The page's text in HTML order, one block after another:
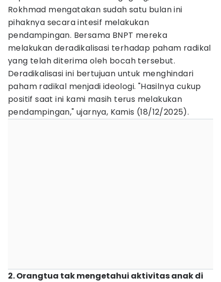
Rokhmad mengatakan sudah satu bulan ini
pihaknya secara intesif melakukan
pendampingan. Bersama BNPT mereka
melakukan deradikalisasi terhadap paham radikal
yang telah diterima oleh bocah tersebut.
Deradikalisasi ini bertujuan untuk menghindari
paham radikal menjadi ideologi. "Hasilnya cukup
positif saat ini kami masih terus melakukan
pendampingan," ujarnya, Kamis (18/12/2025).
2. Orangtua tak mengetahui aktivitas anak di